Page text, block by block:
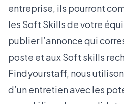
entreprise, ils pourront
les Soft Skills de votre
publier l’annonce qui
poste et aux Soft skills
Findyourstaff, nous
d’un entretien avec les